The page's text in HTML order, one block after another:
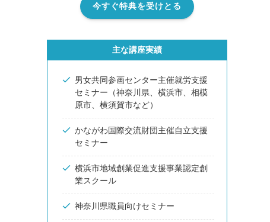
今すぐ特典を受けとる
主な講座実績
男女共同参画センター主催就労支援
セミナー（神奈川県、横浜市、相模
原市、横須賀市など）
かながわ国際交流財団主催自立支援
セミナー
横浜市地域創業促進支援事業認定創
業スクール
神奈川県職員向けセミナー